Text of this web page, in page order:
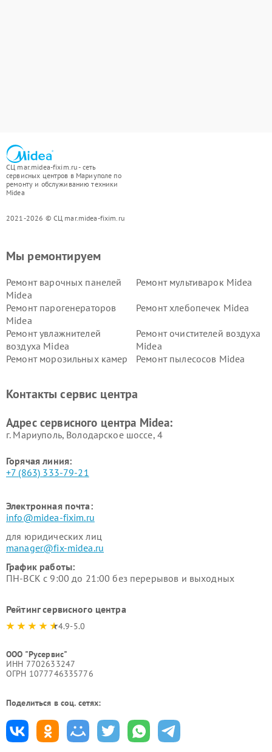
СЦ mar.midea-fixim.ru - сеть
сервисных центров в Мариуполе по
ремонту и обслуживанию техники
Midea
2021-2026 © СЦ mar.midea-fixim.ru
Мы ремонтируем
Ремонт варочных панелей
Midea
Ремонт мультиварок Midea
Ремонт парогенераторов
Midea
Ремонт хлебопечек Midea
Ремонт увлажнителей
воздуха Midea
Ремонт очистителей воздуха
Midea
Ремонт морозильных камер
Ремонт пылесосов Midea
пылесосов Midea
Midea
Контакты сервис центра
Адрес сервисного центра Midea:
г. Мариуполь, Володарское шоссе, 4
Горячая линия:
+7 (863) 333-79-21
Электронная почта:
info@midea-fixim.ru
для юридических лиц
manager@fix-midea.ru
График работы:
ПН-ВСК с 9:00 до 21:00 без перерывов и выходных
Рейтинг сервисного центра
4.9-5.0
ООО "Русервис"
ИНН 7702633247
ОГРН 1077746335776
Поделиться в соц. сетях: